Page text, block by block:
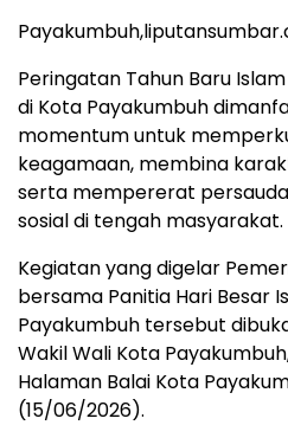
Peringatan Tahun Baru
di Kota Payakumbuh
momentum untuk
keagamaan, membina
serta mempererat
sosial di tengah masyarakat.
Kegiatan yang digelar
bersama Panitia Hari Besar
Payakumbuh tersebut
Wakil Wali Kota
Halaman Balai Kota
(15/06/2026).